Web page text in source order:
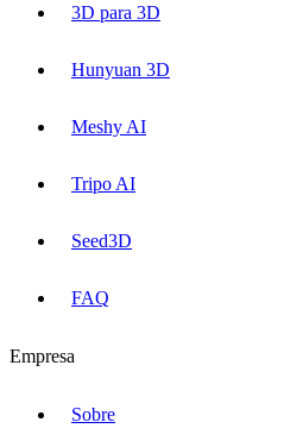
3D para 3D
Hunyuan 3D
Meshy AI
Tripo AI
Seed3D
FAQ
Empresa
Sobre